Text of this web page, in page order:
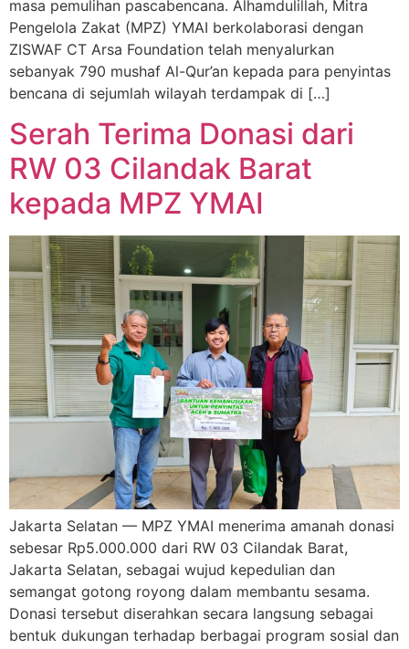
masa pemulihan pascabencana. Alhamdulillah, Mitra
Pengelola Zakat (MPZ) YMAI berkolaborasi dengan
ZISWAF CT Arsa Foundation telah menyalurkan
sebanyak 790 mushaf Al-Qur’an kepada para penyintas
bencana di sejumlah wilayah terdampak di […]
Serah Terima Donasi dari
RW 03 Cilandak Barat
kepada MPZ YMAI
Jakarta Selatan — MPZ YMAI menerima amanah donasi
sebesar Rp5.000.000 dari RW 03 Cilandak Barat,
Jakarta Selatan, sebagai wujud kepedulian dan
semangat gotong royong dalam membantu sesama.
Donasi tersebut diserahkan secara langsung sebagai
bentuk dukungan terhadap berbagai program sosial dan